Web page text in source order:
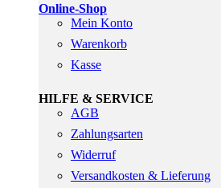
Online-Shop
Mein Konto
Warenkorb
Kasse
HILFE & SERVICE
AGB
Zahlungsarten
Widerruf
Versandkosten & Lieferung